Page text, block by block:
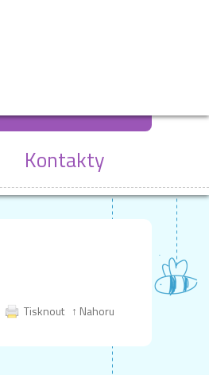
Kontakty
Tisknout ↑ Nahoru